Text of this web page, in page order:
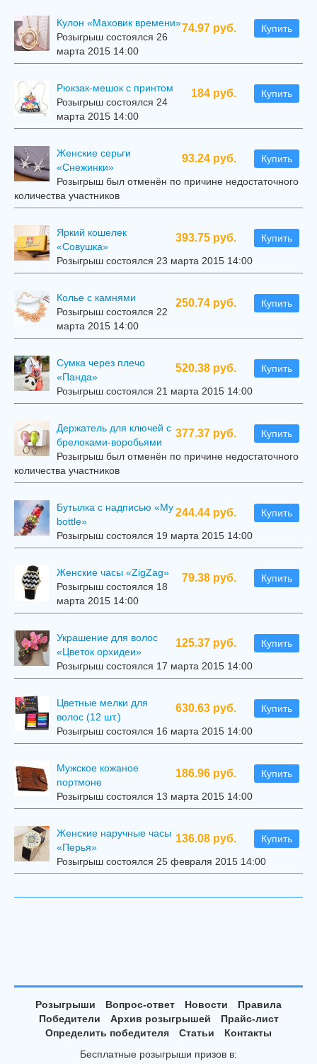
74.97 руб. Купить
Кулон «Маховик времени»
Розыгрыш состоялся 26
марта 2015 14:00
184 руб. Купить
Рюкзак-мешок с принтом
Розыгрыш состоялся 24
марта 2015 14:00
93.24 руб. Купить
Женские серьги
«Снежинки»
Розыгрыш был отменён по причине недостаточного
количества участников
393.75 руб. Купить
Яркий кошелек
«Совушка»
Розыгрыш состоялся 23 марта 2015 14:00
250.74 руб. Купить
Колье с камнями
Розыгрыш состоялся 22
марта 2015 14:00
520.38 руб. Купить
Сумка через плечо
«Панда»
Розыгрыш состоялся 21 марта 2015 14:00
377.37 руб. Купить
Держатель для ключей с
брелоками-воробьями
Розыгрыш был отменён по причине недостаточного
количества участников
244.44 руб. Купить
Бутылка с надписью «My
bottle»
Розыгрыш состоялся 19 марта 2015 14:00
79.38 руб. Купить
Женские часы «ZigZag»
Розыгрыш состоялся 18
марта 2015 14:00
125.37 руб. Купить
Украшение для волос
«Цветок орхидеи»
Розыгрыш состоялся 17 марта 2015 14:00
630.63 руб. Купить
Цветные мелки для
волос (12 шт.)
Розыгрыш состоялся 16 марта 2015 14:00
186.96 руб. Купить
Мужское кожаное
портмоне
Розыгрыш состоялся 13 марта 2015 14:00
136.08 руб. Купить
Женские наручные часы
«Перья»
Розыгрыш состоялся 25 февраля 2015 14:00
Розыгрыши Вопрос-ответ Новости
Правила
Победители
Архив розыгрышей
Прайс-лист
Определить победителя
Статьи
Контакты
Бесплатные розыгрыши призов в: